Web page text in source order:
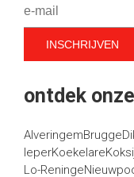
ontdek
AlveringemBrugge
IeperKoekelare
Lo-Reninge